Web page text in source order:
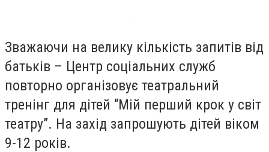
Зважаючи на велику кількість запитів від
батьків – Центр соціальних служб
повторно організовує театральний
тренінг для дітей “Мій перший крок у світ
театру”. На захід запрошують дітей віком
9-12 років.